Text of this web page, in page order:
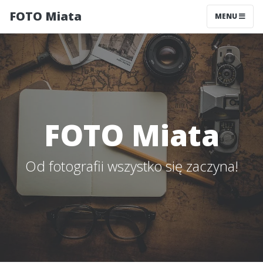
FOTO Miata MENU
FOTO Miata
Od fotografii wszystko się zaczyna!